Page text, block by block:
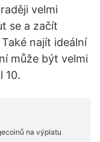
velmi
se a začít
najít ideální
může být velmi
10.